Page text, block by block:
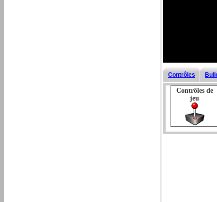
Contrôles
Contrôles de
jeu